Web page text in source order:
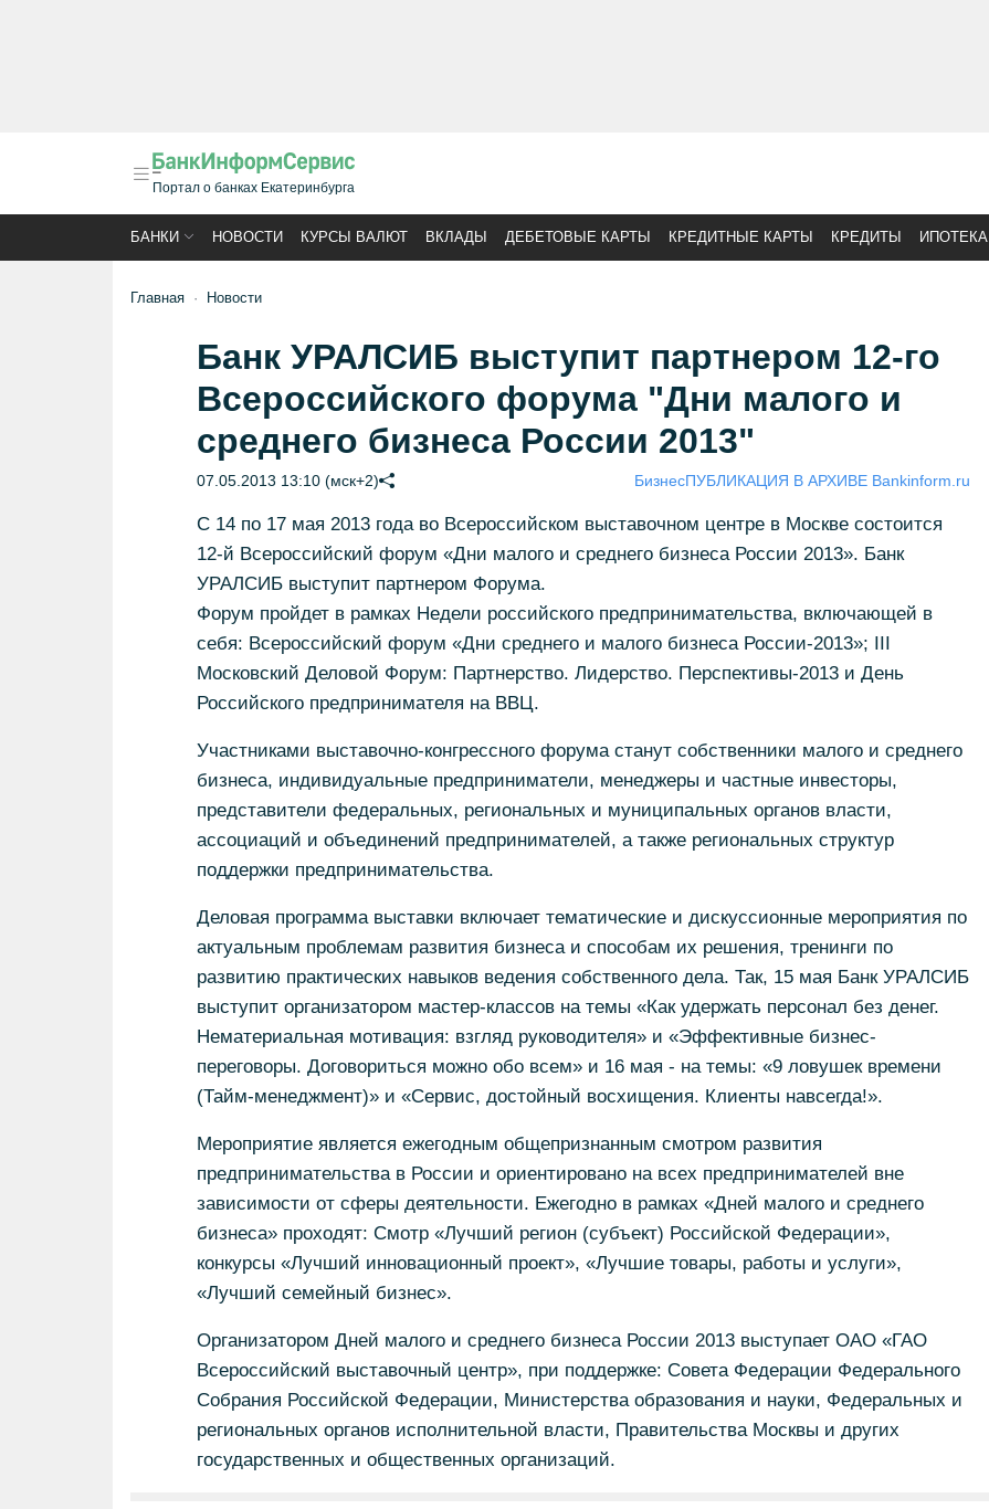
Портал о банках Екатеринбурга
БАНКИ НОВОСТИ КУРСЫ ВАЛЮТ ВКЛАДЫ ДЕБЕТОВЫЕ КАРТЫ КРЕДИТНЫЕ КАРТЫ КРЕДИТЫ ИПОТЕКА
Главная Новости
Банк УРАЛСИБ выступит партнером 12-го
Всероссийского форума "Дни малого и
среднего бизнеса России 2013"
07.05.2013 13:10 (мск+2) БизнесПУБЛИКАЦИЯ В АРХИВЕ Bankinform.ru
С 14 по 17 мая 2013 года во Всероссийском выставочном центре в Москве состоится
12-й Всероссийский форум «Дни малого и среднего бизнеса России 2013». Банк
УРАЛСИБ выступит партнером Форума.
Форум пройдет в рамках Недели российского предпринимательства, включающей в
себя: Всероссийский форум «Дни среднего и малого бизнеса России-2013»; III
Московский Деловой Форум: Партнерство. Лидерство. Перспективы-2013 и День
Российского предпринимателя на ВВЦ.
Участниками выставочно-конгрессного форума станут собственники малого и среднего
бизнеса, индивидуальные предприниматели, менеджеры и частные инвесторы,
представители федеральных, региональных и муниципальных органов власти,
ассоциаций и объединений предпринимателей, а также региональных структур
поддержки предпринимательства.
Деловая программа выставки включает тематические и дискуссионные мероприятия по
актуальным проблемам развития бизнеса и способам их решения, тренинги по
развитию практических навыков ведения собственного дела. Так, 15 мая Банк УРАЛСИБ
выступит организатором мастер-классов на темы «Как удержать персонал без денег.
Нематериальная мотивация: взгляд руководителя» и «Эффективные бизнес-
переговоры. Договориться можно обо всем» и 16 мая - на темы: «9 ловушек времени
(Тайм-менеджмент)» и «Сервис, достойный восхищения. Клиенты навсегда!».
Мероприятие является ежегодным общепризнанным смотром развития
предпринимательства в России и ориентировано на всех предпринимателей вне
зависимости от сферы деятельности. Ежегодно в рамках «Дней малого и среднего
бизнеса» проходят: Смотр «Лучший регион (субъект) Российской Федерации»,
конкурсы «Лучший инновационный проект», «Лучшие товары, работы и услуги»,
«Лучший семейный бизнес».
Организатором Дней малого и среднего бизнеса России 2013 выступает ОАО «ГАО
Всероссийский выставочный центр», при поддержке: Совета Федерации Федерального
Собрания Российской Федерации, Министерства образования и науки, Федеральных и
региональных органов исполнительной власти, Правительства Москвы и других
государственных и общественных организаций.